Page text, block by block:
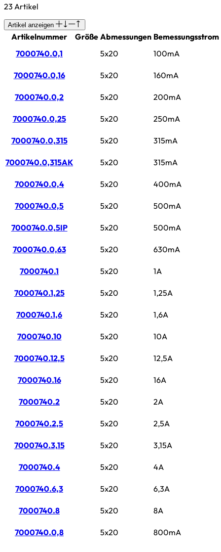
23 Artikel
Artikel anzeigen
Artikelnummer Größe Abmessungen Bemessungsstrom
7000740.0,1
5x20 100mA
7000740.0,16 5x20 160mA
7000740.0,2 5x20 200mA
7000740.0,25 5x20 250mA
7000740.0,315 5x20 315mA
7000740.0,315AK 5x20 315mA
7000740.0,4 5x20 400mA
7000740.0,5 5x20 500mA
7000740.0,5IP 5x20 500mA
7000740.0,63 5x20 630mA
7000740.1 5x20 1A
7000740.1,25 5x20 1,25A
7000740.1,6 5x20 1,6A
7000740.10 5x20 10A
7000740.12,5 5x20 12,5A
7000740.16 5x20 16A
7000740.2 5x20 2A
7000740.2,5 5x20 2,5A
7000740.3,15 5x20 3,15A
7000740.4 5x20 4A
7000740.6,3 5x20 6,3A
7000740.8 5x20 8A
7000740.0,8 5x20 800mA